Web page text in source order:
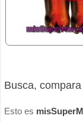
Busca,
Esto es